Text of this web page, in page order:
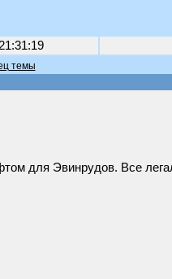
21:31:19
темы
для Эвинрудов. Все